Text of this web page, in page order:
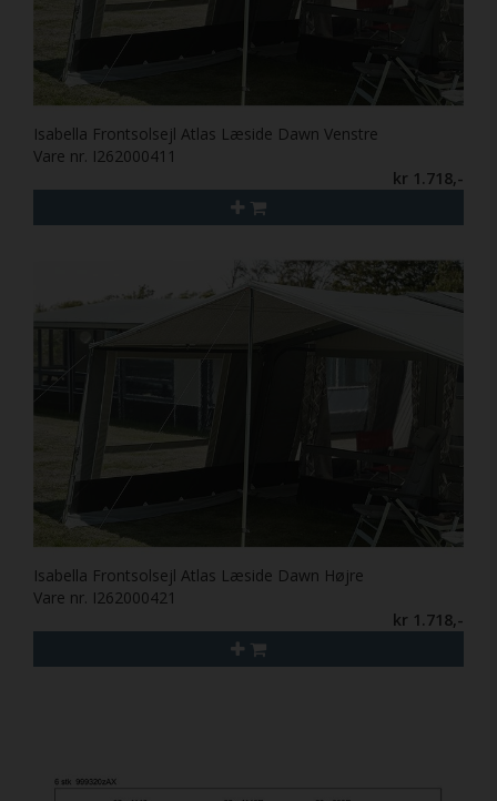
Isabella Frontsolsejl Atlas Læside Dawn Venstre
Vare nr. I262000411
kr 1.718,-
Isabella Frontsolsejl Atlas Læside Dawn Højre
Vare nr. I262000421
kr 1.718,-